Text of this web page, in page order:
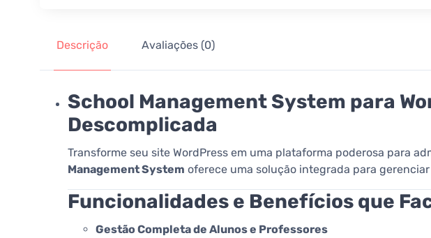
Descrição Avaliações (0)
School Management System para
Descomplicada
Transforme seu site WordPress em uma plataforma poderosa para
Management System oferece uma solução integrada para
Funcionalidades e Benefícios que
Gestão Completa de Alunos e Professores